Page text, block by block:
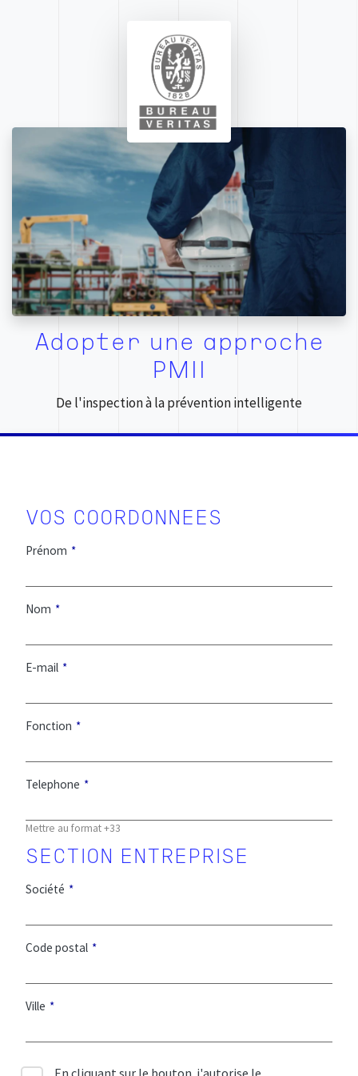
Adopter une approche
PMII
De l'inspection à la prévention intelligente
Prénom
Nom
E-mail
Fonction
Telephone
Mettre au format +33
Société
Code postal
Ville